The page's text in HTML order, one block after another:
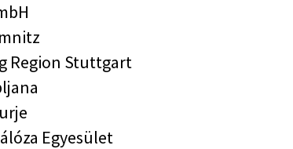
Region Stuttgart
Egyesület